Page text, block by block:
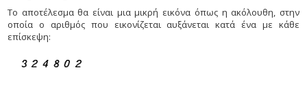
Το αποτέλεσμα θα είναι μια μικρή εικόνα όπως η ακόλουθη, στην
οποία ο αριθμός που εικονίζεται αυξάνεται κατά ένα με κάθε
επίσκεψη: